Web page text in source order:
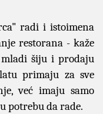
radi i istoimena
restorana - kaže
šiju i prodaju
primaju za sve
već imaju samo
potrebu da rade.